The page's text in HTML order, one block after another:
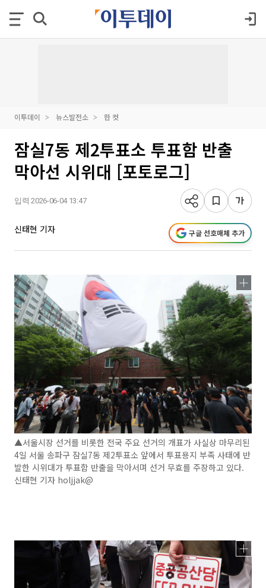
이투데이 뉴스발전소 한 컷
잠실7동 제2투표소 투표함 반출
막아선 시위대 [포토로그]
입력 2026-06-04 13:47
신태현 기자 구글 선호매체 추가
▲서울시장 선거를 비롯한 전국 주요 선거의 개표가 사실상 마무리된
4일 서울 송파구 잠실7동 제2투표소 앞에서 투표용지 부족 사태에 반
발한 시위대가 투표함 반출을 막아서며 선거 무효를 주장하고 있다.
신태현 기자 holjjak@